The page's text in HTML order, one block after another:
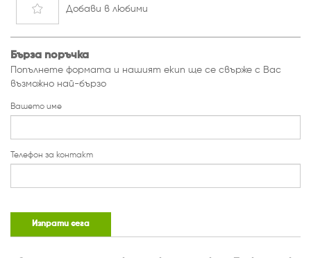
Добави в любими
Бърза поръчка
Попълнете формата и нашият екип ще се свърже с Вас
възможно най-бързо
Вашето име
Телефон за контакт
Изпрати сега